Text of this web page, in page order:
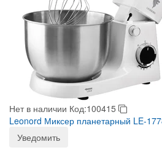
Нет в наличии Код:100415
Leonord Миксер планетарный LE-
Уведомить